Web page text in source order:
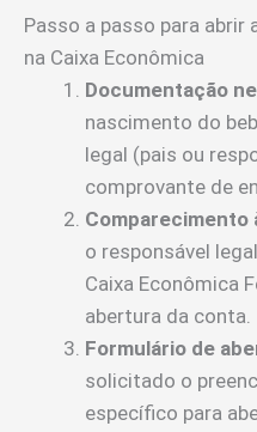
Passo a passo para abrir
na Caixa Econômica
Documentação
nascimento do
legal (pais ou
comprovante de
Comparecimento
o responsável
Caixa Econômica
abertura da conta.
Formulário de
solicitado o
específico para